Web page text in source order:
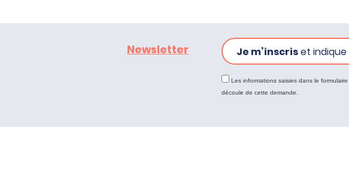
Newsletter Je m’inscriset
Les informations saisies dans le
découle de cette demande.